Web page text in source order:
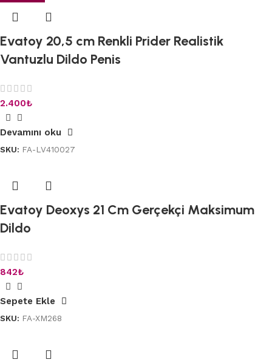
Evatoy 20,5 cm Renkli Prider Realistik
Vantuzlu Dildo Penis
2.400₺
Devamını oku
SKU: FA-LV410027
Evatoy Deoxys 21 Cm Gerçekçi Maksimum
Dildo
842₺
Sepete Ekle
SKU: FA-XM268